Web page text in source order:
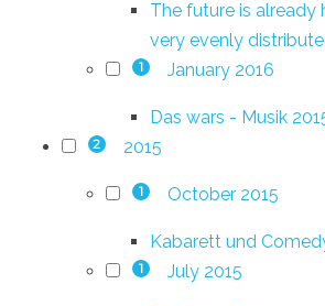
The future is
very evenly
1 January 2016
Das wars - Musik
2 2015
1 October 2015
Kabarett und
1 July 2015